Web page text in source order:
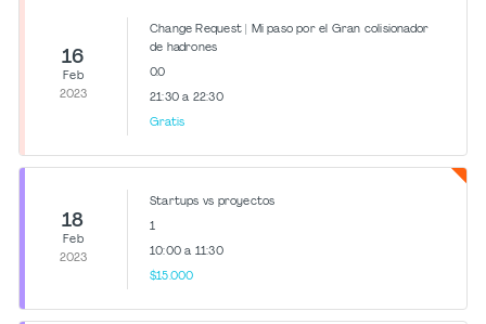
16
Feb
2023
Change Request | Mi paso por el Gran colisionador
de hadrones
0.0
21:30 a 22:30
Gratis
18
Feb
2023
Startups vs proyectos
1
10:00 a 11:30
$15.000